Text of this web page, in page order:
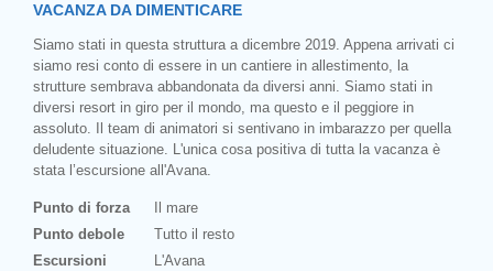
VACANZA DA DIMENTICARE
Siamo stati in questa struttura a dicembre 2019. Appena arrivati ci
siamo resi conto di essere in un cantiere in allestimento, la
strutture sembrava abbandonata da diversi anni. Siamo stati in
diversi resort in giro per il mondo, ma questo e il peggiore in
assoluto. Il team di animatori si sentivano in imbarazzo per quella
deludente situazione. L'unica cosa positiva di tutta la vacanza è
stata l’escursione all'Avana.
Punto di forza
Il mare
Punto debole
Tutto il resto
Escursioni
L'Avana